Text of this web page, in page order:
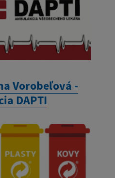
Vorobeľová -
DAPTI